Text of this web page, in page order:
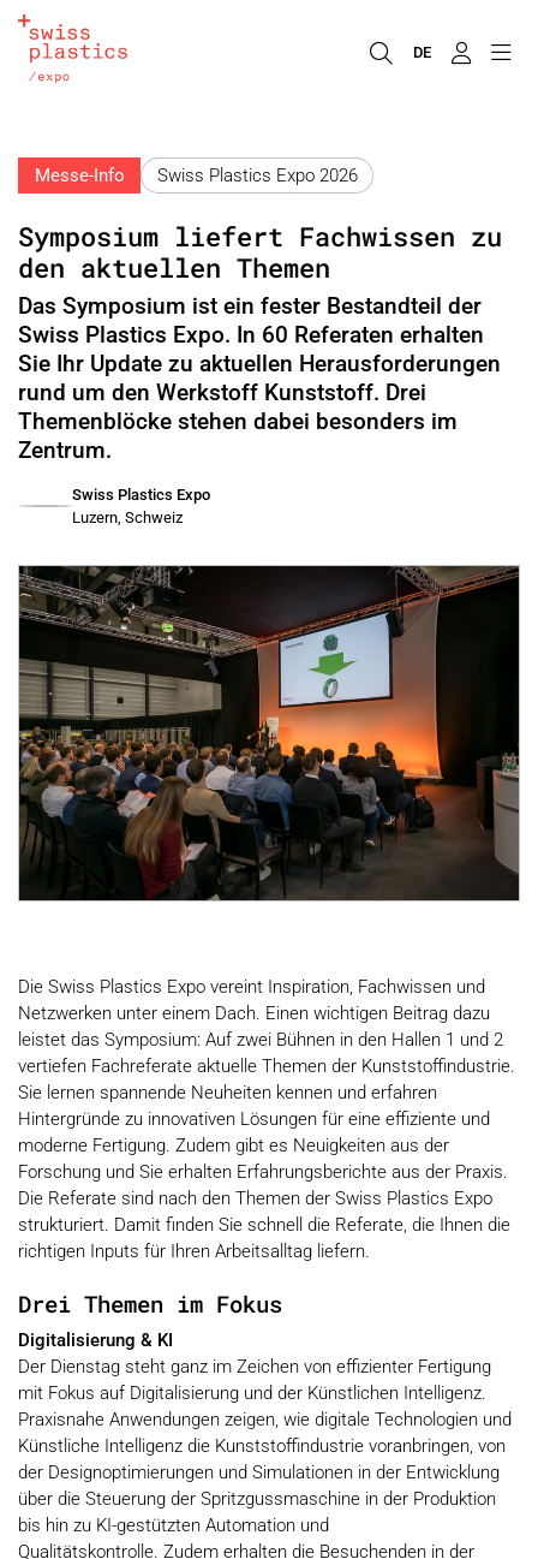
DE
Messe-Info Swiss Plastics Expo 2026
Symposium liefert Fachwissen zu
den aktuellen Themen
Das Symposium ist ein fester Bestandteil der
Swiss Plastics Expo. In 60 Referaten erhalten
Sie Ihr Update zu aktuellen Herausforderungen
rund um den Werkstoff Kunststoff. Drei
Themenblöcke stehen dabei besonders im
Zentrum.
Swiss Plastics Expo
Luzern, Schweiz
Die Swiss Plastics Expo vereint Inspiration, Fachwissen und
Netzwerken unter einem Dach. Einen wichtigen Beitrag dazu
leistet das Symposium: Auf zwei Bühnen in den Hallen 1 und 2
vertiefen Fachreferate aktuelle Themen der Kunststoffindustrie.
Sie lernen spannende Neuheiten kennen und erfahren
Hintergründe zu innovativen Lösungen für eine effiziente und
moderne Fertigung. Zudem gibt es Neuigkeiten aus der
Forschung und Sie erhalten Erfahrungsberichte aus der Praxis.
Die Referate sind nach den Themen der Swiss Plastics Expo
strukturiert. Damit finden Sie schnell die Referate, die Ihnen die
richtigen Inputs für Ihren Arbeitsalltag liefern.
Drei Themen im Fokus
Digitalisierung & KI
Der Dienstag steht ganz im Zeichen von effizienter Fertigung
mit Fokus auf Digitalisierung und der Künstlichen Intelligenz.
Praxisnahe Anwendungen zeigen, wie digitale Technologien und
Künstliche Intelligenz die Kunststoffindustrie voranbringen, von
der Designoptimierungen und Simulationen in der Entwicklung
über die Steuerung der Spritzgussmaschine in der Produktion
bis hin zu KI-gestützten Automation und
Qualitätskontrolle. Zudem erhalten die Besuchenden in der